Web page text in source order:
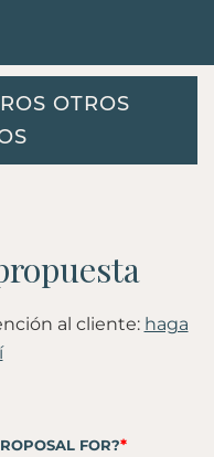
OTROS
al cliente: haga
FOR?*